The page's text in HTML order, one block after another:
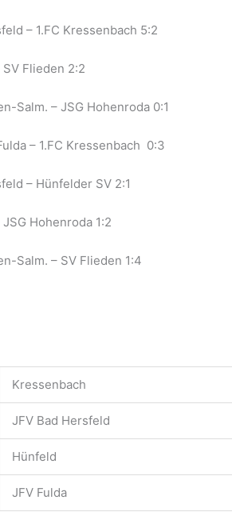
– 1.FC Kressenbach 5:2
SV Flieden 2:2
Salm. – JSG Hohenroda 0:1
– 1.FC Kressenbach 0:3
– Hünfelder SV 2:1
Hohenroda 1:2
Salm. – SV Flieden 1:4
Kressenbach
JFV Bad Hersfeld
Hünfeld
JFV Fulda